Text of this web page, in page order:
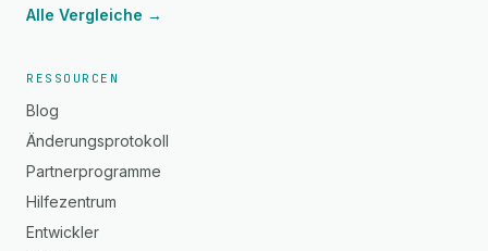
Alle Vergleiche →
RESSOURCEN
Blog
Änderungsprotokoll
Partnerprogramme
Hilfezentrum
Entwickler